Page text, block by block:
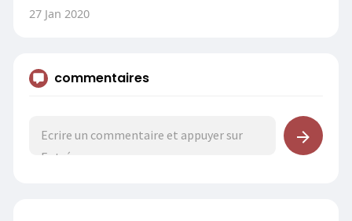
27 Jan 2020
commentaires